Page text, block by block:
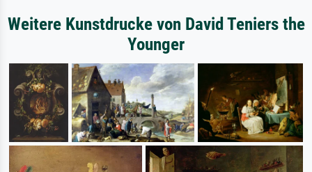
Weitere Kunstdrucke von David Teniers the
Younger